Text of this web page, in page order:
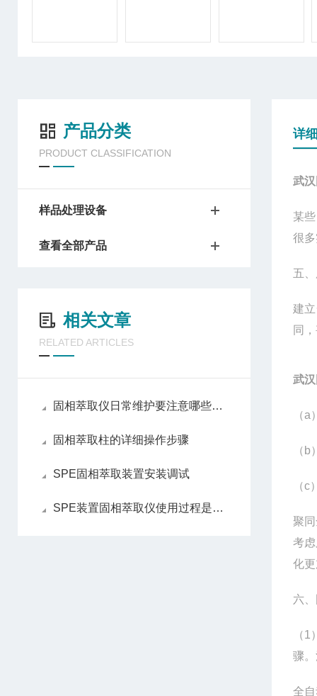
产品分类
PRODUCT CLASSIFICATION
样品处理设备
查看全部产品
相关文章
RELATED ARTICLES
固相萃取仪日常维护要注意哪些细节
固相萃取柱的详细操作步骤
SPE固相萃取装置安装调试
SPE装置固相萃取仪使用过程是怎样
详
武
某
很
五
建
同
武
（
（
（
聚
考
化
六
（
骤
全